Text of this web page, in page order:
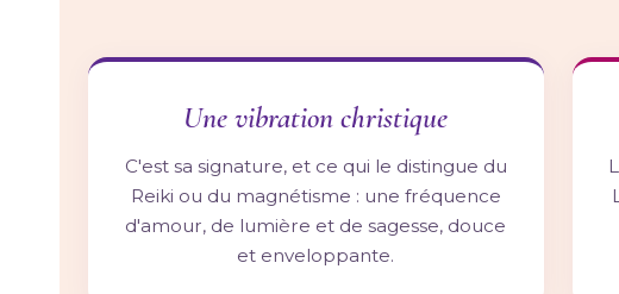
Une vibration christique
C'est sa signature, et ce qui le distingue du
Reiki ou du magnétisme : une fréquence
d'amour, de lumière et de sagesse, douce
et enveloppante.